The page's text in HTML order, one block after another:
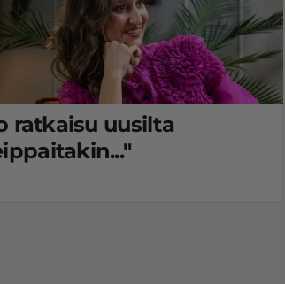
ratkaisu uusilta